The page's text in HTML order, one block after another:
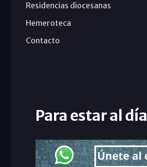
Residencias diocesanas
Hemeroteca
Contacto
Para estar al día